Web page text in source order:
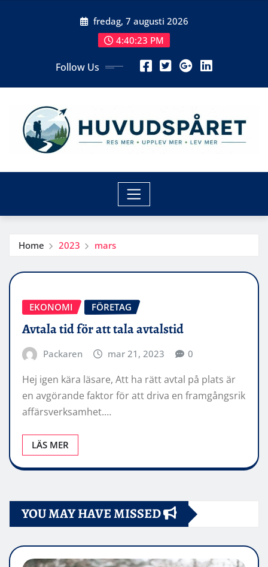
fredag, 7 augusti 2026
4:40:24 PM
Follow Us
Home 2023 mars
EKONOMI FÖRETAG
Avtala tid för att tala avtalstid
Packaren mar 21, 2023 0
Hej igen kära läsare, Att ha rätt avtal på plats är
en avgörande faktor för att driva en framgångsrik
affärsverksamhet.…
LÄS MER
YOU MAY HAVE MISSED